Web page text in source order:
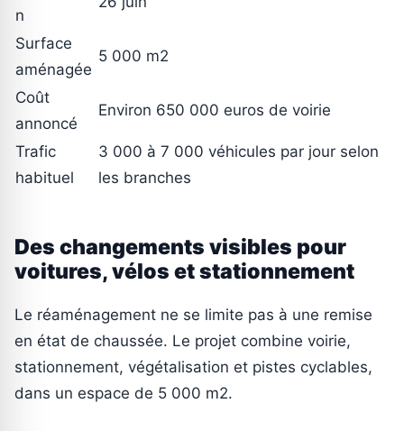
n
Surface
aménagée
5 000 m2
Coût
annoncé
Environ 650 000 euros de voirie
Trafic
habituel
3 000 à 7 000 véhicules par jour selon
les branches
Des changements visibles pour
voitures, vélos et stationnement
Le réaménagement ne se limite pas à une remise
en état de chaussée. Le projet combine voirie,
stationnement, végétalisation et pistes cyclables,
dans un espace de 5 000 m2.